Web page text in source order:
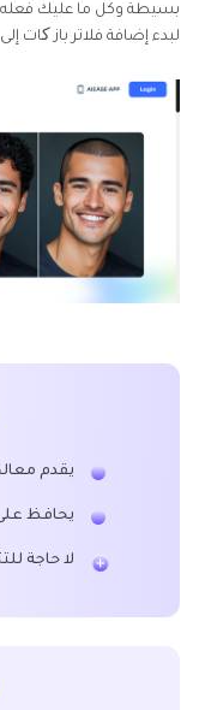
لبدء إضافة فلاتر باز کات
يقدم
يحافظ على
لا حاجة